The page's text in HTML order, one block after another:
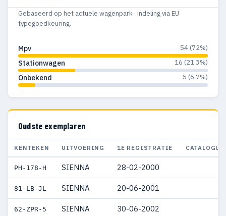
Gebaseerd op het actuele wagenpark · indeling via EU
typegoedkeuring.
Mpv 54 (72%)
Stationwagen 16 (21.3%)
Onbekend 5 (6.7%)
Oudste exemplaren
KENTEKEN UITVOERING 1E REGISTRATIE
PH-178-H SIENNA 28-02-2000
81-LB-JL SIENNA 20-06-2001
62-ZPR-5 SIENNA 30-06-2002